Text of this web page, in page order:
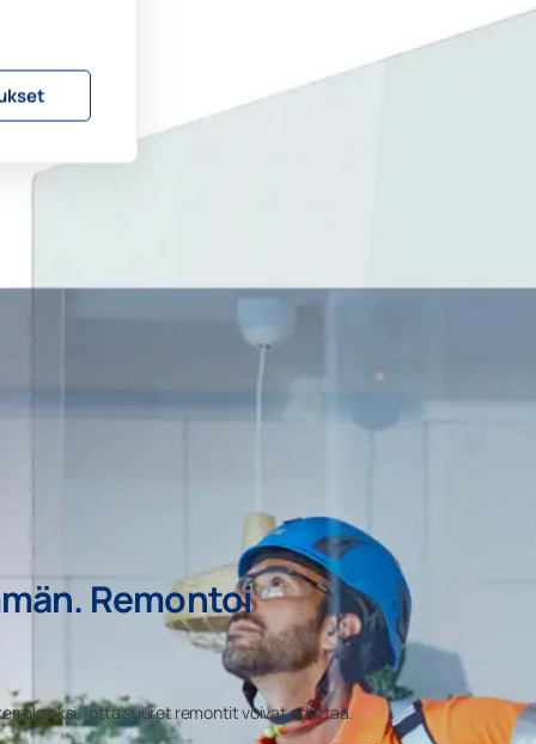
Remontoi
jotta suuret remontit voivat odottaa.